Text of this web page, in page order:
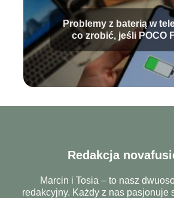
Problemy z baterią w
co zrobić, jeśli POCO
problemy?
Redakcja
Marcin i Tosia – to nasz
redakcyjny. Każdy z nas pasjonuje